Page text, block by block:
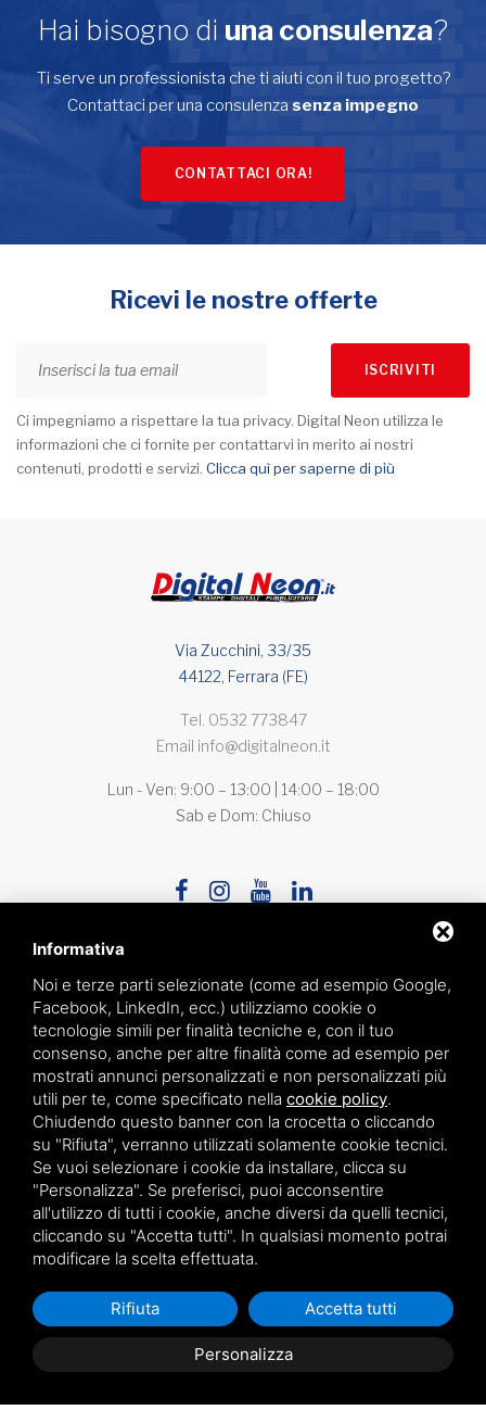
Hai bisogno di una consulenza?
Ti serve un professionista che ti aiuti con il tuo progetto?
Contattaci per una consulenza senza impegno
CONTATTACI ORA!
Ricevi le nostre offerte
ISCRIVITI
Ci impegniamo a rispettare la tua privacy. Digital Neon utilizza le
informazioni che ci fornite per contattarvi in merito ai nostri
contenuti, prodotti e servizi. Clicca quì per saperne di più
Via Zucchini, 33/35
44122, Ferrara (FE)
Tel. 0532 773847
Email info@digitalneon.it
Lun - Ven: 9:00 – 13:00 | 14:00 – 18:00
Sab e Dom: Chiuso
Copyright © 2026| Digital Neon S.r.l 2020 | P.IVA 01568240384
Questo sito è protetto da Google reCAPTCHA v3,Privacy PolicyeTerms of Service
di Google.
Sitemap Privacy policy
Informativa
Noi e terze parti selezionate (come ad esempio Google,
Facebook, LinkedIn, ecc.) utilizziamo cookie o
tecnologie simili per finalità tecniche e, con il tuo
consenso, anche per altre finalità come ad esempio per
mostrati annunci personalizzati e non personalizzati più
utili per te, come specificato nella cookie policy.
Chiudendo questo banner con la crocetta o cliccando
su "Rifiuta", verranno utilizzati solamente cookie tecnici.
Se vuoi selezionare i cookie da installare, clicca su
"Personalizza". Se preferisci, puoi acconsentire
all'utilizzo di tutti i cookie, anche diversi da quelli tecnici,
cliccando su "Accetta tutti". In qualsiasi momento potrai
modificare la scelta effettuata.
Personalizza
Rifiuta Accetta tutti